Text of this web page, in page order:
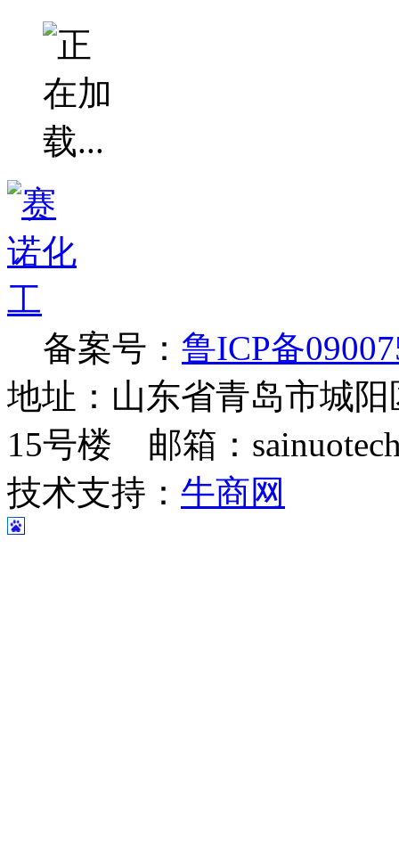
备案号： 鲁ICP备
地址：山东省青岛市城
15号楼 邮箱：
技术支持： 牛商网